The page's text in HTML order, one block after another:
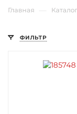
Главная Каталог
ФИЛЬТР